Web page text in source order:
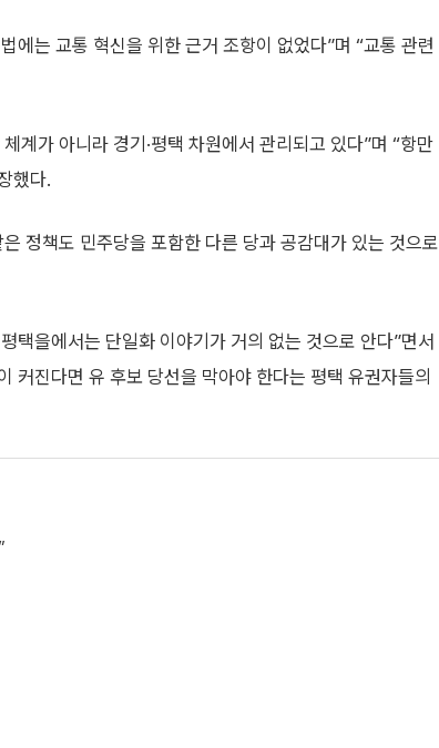
에는 교통 혁신을 위한 근거 조항이 없었다”며 “교통 관련
계가 아니라 경기·평택 차원에서 관리되고 있다”며 “항만
했다.
정책도 민주당을 포함한 다른 당과 공감대가 있는 것으로
택을에서는 단일화 이야기가 거의 없는 것으로 안다”면서
커진다면 유 후보 당선을 막아야 한다는 평택 유권자들의